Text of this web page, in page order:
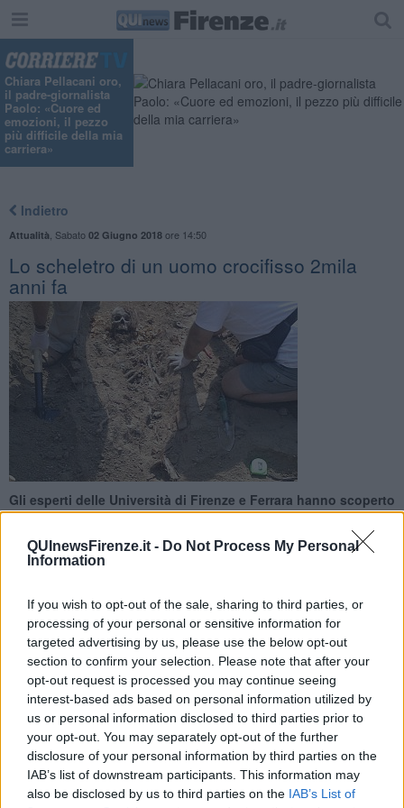
QUInewsFirenze.it - Do Not Process My Personal
Information
If you wish to opt-out of the sale, sharing to third parties, or
processing of your personal or sensitive information for
targeted advertising by us, please use the below opt-out
section to confirm your selection. Please note that after your
opt-out request is processed you may continue seeing
interest-based ads based on personal information utilized by
us or personal information disclosed to third parties prior to
your opt-out. You may separately opt-out of the further
disclosure of your personal information by third parties on the
IAB’s list of downstream participants. This information may
also be disclosed by us to third parties on the IAB’s List of
Chiara Pellacani oro,
il padre-giornalista
Paolo: «Cuore ed
emozioni, il pezzo
più difficile della mia
carriera»
Indietro
Attualità Sabato 02 Giugno 2018ore 14:50
​Lo scheletro di un uomo crocifisso 2mila
anni fa
Gli esperti delle Università di Firenze e Ferrara hanno scoperto
come è morto l'uomo il cui scheletro fu rinvenuto nel 2006.
ROVIGO —Un ritrovamento casuale, come spesso accade: lo
scheletro dell'uomo studiato dal team di esperti delle Università di
Firenze e Ferrara fu scoperto durante lo scavo di uncantiere
metanodotto tra 2016 e 2017 in località La Larda di Gavello, non
lontano da Rovigo.
Ora le ricerche hanno permesso di stabilire come quell'uomo
vissuto duemila anni fa morì: tutto lascia pensare che sia stato
crocifissocome Gesù.